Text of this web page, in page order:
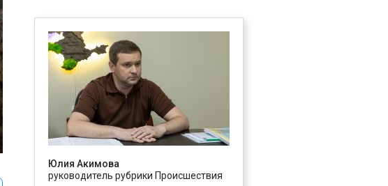
Юлия Акимова
руководитель рубрики Происшествия